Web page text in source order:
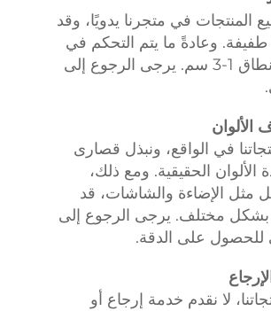
المنتجات في متجرنا يدويًا، وقد
وعادةً ما يتم التحكم في
الخطأ ضمن نطاق 1-3 سم. يرجى الرجوع إلى
في الواقع، ونبذل قصارى
الألوان الحقيقية. ومع ذلك،
مثل الإضاءة والشاشات، قد
بشكل مختلف. يرجى الرجوع إلى
للحصول على الدقة.
لا نقدم خدمة إرجاع أو